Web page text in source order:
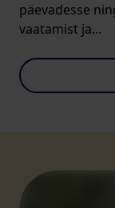
päevadesse
vaatamist ja...